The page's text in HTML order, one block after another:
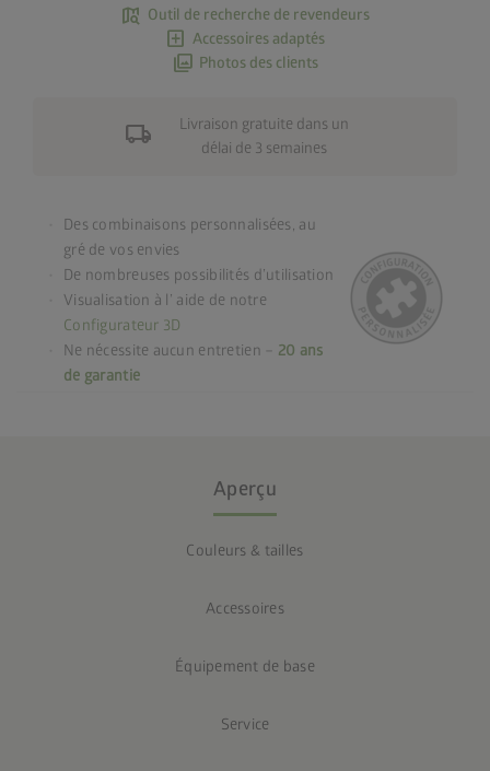
map_search Outil de recherche de revendeurs
add_box Accessoires adaptés
photo_library Photos des clients
local_shipping
Livraison gratuite dans un
délai de 3 semaines
Des combinaisons personnalisées, au
gré de vos envies
De nombreuses possibilités d’utilisation
Visualisation à l’ aide de notre
Configurateur 3D
Ne nécessite aucun entretien – 20 ans
de garantie
Aperçu
Couleurs & tailles
Accessoires
Équipement de base
Service